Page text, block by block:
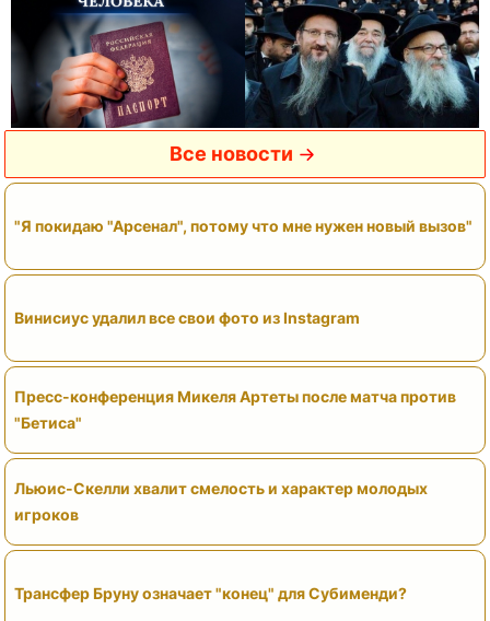
Все новости
"Я покидаю "Арсенал", потому что мне нужен новый вызов"
Винисиус удалил все свои фото из Instagram
Пресс-конференция Микеля Артеты после матча против
"Бетиса"
Льюис-Скелли хвалит смелость и характер молодых
игроков
Трансфер Бруну означает "конец" для Субименди?